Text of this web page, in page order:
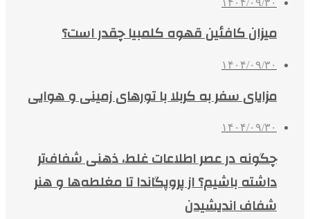
میزان کافئین قهوه کلمبیا چقدر است؟
۱۴۰۴/۰۹/۳۰
مزایای سفر به کربلا با تورهای زمینی و هوایی
۱۴۰۴/۰۹/۳۰
چگونه در عصر اطلاعات غلط، ذهنی شفاف‌تر
داشته باشیم؟ از پروپگاندا تا مغلطه‌ها و هنر
شفاف اندیشیدن